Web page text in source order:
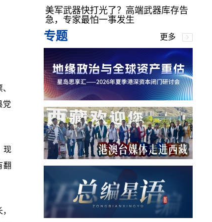
党
现
翻
美军武器快打光了？高端武器库存告
急，专家最怕一事发生
专题 更多